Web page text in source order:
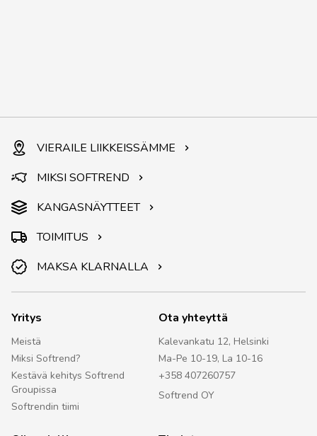
VIERAILE LIIKKEISSÄMME
MIKSI SOFTREND
KANGASNÄYTTEET
TOIMITUS
MAKSA KLARNALLA
Yritys
Meistä
Miksi Softrend?
Kestävä kehitys Softrend
Groupissa
Softrendin tiimi
Ota yhteyttä
Kalevankatu 12, Helsinki
Ma-Pe 10-19, La 10-16
+358 407260757
Softrend OY